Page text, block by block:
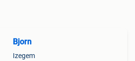
Bjorn
Izegem